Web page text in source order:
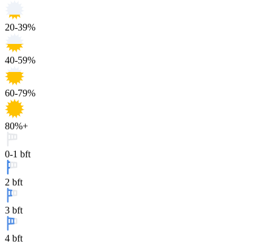
20-39%
40-59%
60-79%
80%+
0-1 bft
2 bft
3 bft
4 bft